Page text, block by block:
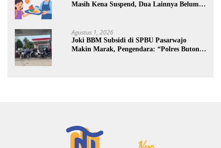
Masih Kena Suspend, Dua Lainnya Belum
Agustus 1, 2026
Joki BBM Subsidi di SPBU Pasarwajo
Makin Marak, Pengendara: “Polres Buton